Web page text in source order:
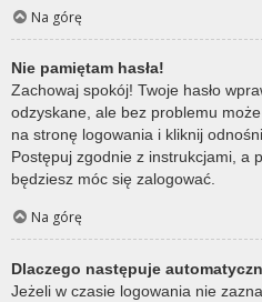
Na górę
Nie pamiętam hasła!
Zachowaj spokój! Twoje hasło
odzyskane, ale bez problemu
na stronę logowania i kliknij
Postępuj zgodnie z instrukcjami, a
będziesz móc się zalogować.
Na górę
Dlaczego następuje
Jeżeli w czasie logowania nie